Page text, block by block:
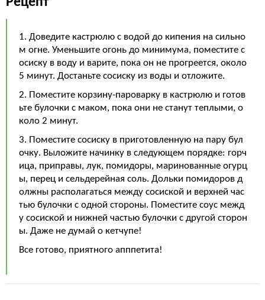
1. Доведите кастрюлю с водой до кипения на сильно
м огне. Уменьшите огонь до минимума, поместите с
осиску в воду и варите, пока он не прогреется, около
5 минут. Достаньте сосиску из воды и отложите.
2. Поместите корзину-пароварку в кастрюлю и готов
ьте булочки с маком, пока они не станут теплыми, о
коло 2 минут.
3. Поместите сосиску в приготовленную на пару бул
очку. Выложите начинку в следующем порядке: горч
ица, приправы, лук, помидоры, маринованные огурц
ы, перец и сельдерейная соль. Дольки помидоров д
олжны располагаться между сосиской и верхней час
тью булочки с одной стороны. Поместите соус межд
у сосиской и нижней частью булочки с другой сторон
ы. Даже не думай о кетчупе!
Все готово, приятного апппетита!